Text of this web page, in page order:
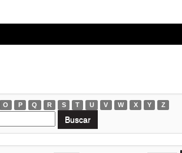
O P Q R S T U V W X Y Z